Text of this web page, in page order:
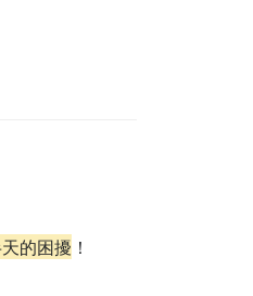
的困擾 ！